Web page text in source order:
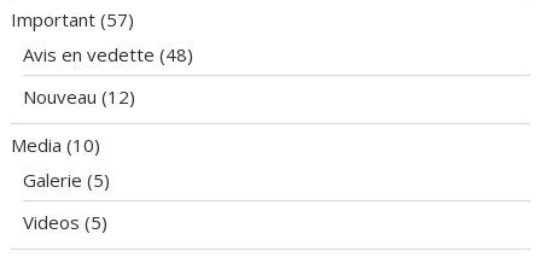
Important (57)
Avis en vedette (48)
Nouveau (12)
Media (10)
Galerie (5)
Videos (5)